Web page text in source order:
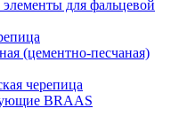
для фальцевой
(цементно-песчаная)
черепица
BRAAS